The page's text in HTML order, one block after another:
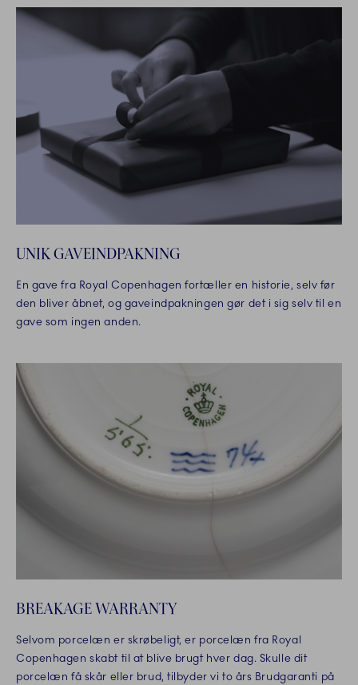
UNIK GAVEINDPAKNING
En gave fra Royal Copenhagen fortæller en historie, selv før
den bliver åbnet, og gaveindpakningen gør det i sig selv til en
gave som ingen anden.
BREAKAGE WARRANTY
Selvom porcelæn er skrøbeligt, er porcelæn fra Royal
Copenhagen skabt til at blive brugt hver dag. Skulle dit
porcelæn få skår eller brud, tilbyder vi to års Brudgaranti på